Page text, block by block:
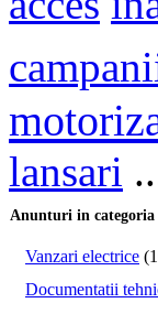
lansari
Anunturi in categoria
Vanzari electrice
Documentatii